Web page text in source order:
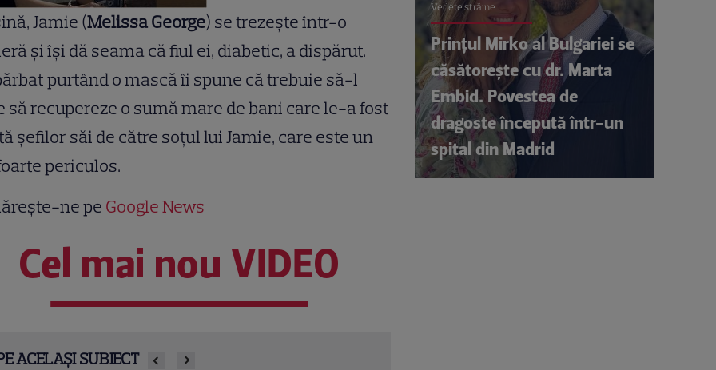
Jamie (Melissa George) se trezeşte într-o
şi îşi dă seama că fiul ei, diabetic, a dispărut.
purtând o mască îi spune că trebuie să-l
să recupereze o sumă mare de bani care le-a fost
şefilor săi de către soţul lui Jamie, care este un
periculos.
ne pe Google News
Cel mai nou VIDEO
ACELAȘI SUBIECT
Vedete străine
Prințul Mirko al Bulgariei se
căsătorește cu dr. Marta
Embid. Povestea de
dragoste începută într-un
spital din Madrid